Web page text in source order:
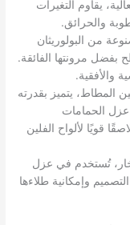
يقاوم التغيرات
والحرائق.
من البولوريثان
بفضل مرونتها الفائقة.
والأفقية.
المطاط، يتميز بقدرته
الحمامات
قويًا لألواح الفلين
تُستخدم في عزل
وإمكانية طلاءها